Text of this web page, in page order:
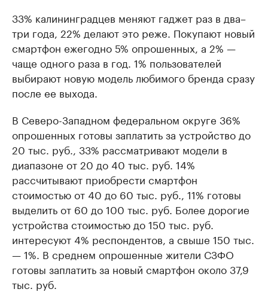
33% калининградцев меняют гаджет раз в два–
три года, 22% делают это реже. Покупают новый
смартфон ежегодно 5% опрошенных, а 2% —
чаще одного раза в год. 1% пользователей
выбирают новую модель любимого бренда сразу
после ее выхода.
В Северо-Западном федеральном округе 36%
опрошенных готовы заплатить за устройство до
20 тыс. руб., 33% рассматривают модели в
диапазоне от 20 до 40 тыс. руб. 14%
рассчитывают приобрести смартфон
стоимостью от 40 до 60 тыс. руб., 11% готовы
выделить от 60 до 100 тыс. руб. Более дорогие
устройства стоимостью до 150 тыс. руб.
интересуют 4% респондентов, а свыше 150 тыс.
— 1%. В среднем опрошенные жители СЗФО
готовы заплатить за новый смартфон около 37,9
тыс. руб.